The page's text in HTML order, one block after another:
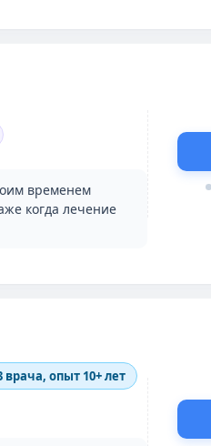
временем
когда лечение
врача, опыт 10+ лет